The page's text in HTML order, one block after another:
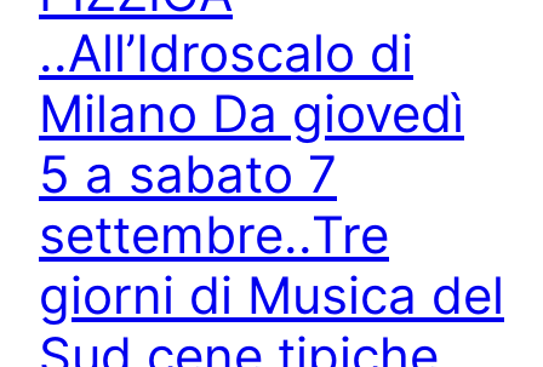
..All’Idroscalo di
Milano Da giovedì
5 a sabato 7
settembre..Tre
giorni di Musica del